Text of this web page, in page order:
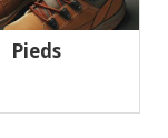
Pieds